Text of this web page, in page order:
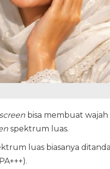
bisa membuat wajah
spektrum luas.
luas biasanya